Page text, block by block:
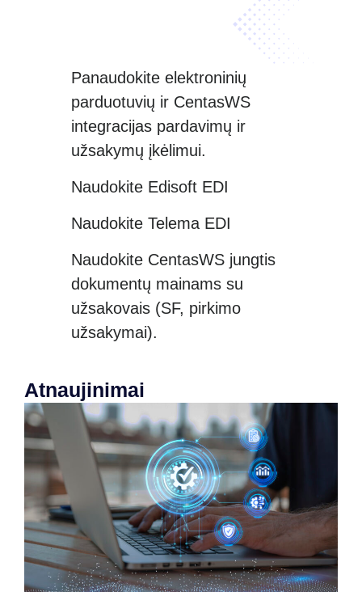
Panaudokite elektroninių
parduotuvių ir CentasWS
integracijas pardavimų ir
užsakymų įkėlimui.
Naudokite Edisoft EDI
Naudokite Telema EDI
Naudokite CentasWS jungtis
dokumentų mainams su
užsakovais (SF, pirkimo
užsakymai).
Atnaujinimai